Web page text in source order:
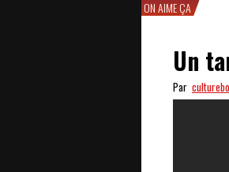
ON AIME ÇA
Un
Par